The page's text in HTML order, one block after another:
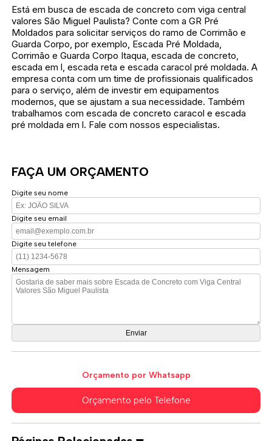
Está em busca de escada de concreto com viga central
valores São Miguel Paulista? Conte com a GR Pré
Moldados para solicitar serviços do ramo de Corrimão e
Guarda Corpo, por exemplo, Escada Pré Moldada,
Corrimão e Guarda Corpo Itaqua, escada de concreto,
escada em l, escada reta e escada caracol pré moldada. A
empresa conta com um time de profissionais qualificados
para o serviço, além de investir em equipamentos
modernos, que se ajustam a sua necessidade. Também
trabalhamos com escada de concreto caracol e escada
pré moldada em l. Fale com nossos especialistas.
FAÇA UM ORÇAMENTO
Digite seu nome
Digite seu email
Digite seu telefone
Mensagem
Orçamento por Whatsapp
Orçamento pelo Telefone